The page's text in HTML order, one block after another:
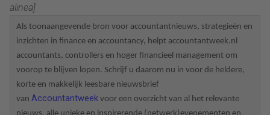
alinea]
Als toonaangevende bron voor accountantnieuws, strategieën en
inzichten in finance en accountancy, helpt accountantweek.nl
accountants, controllers en hoger financieel management om
voorop te blijven lopen. Schrijf u daarom nu in voor de heldere,
korte en makkelijk leesbare nieuwsbrief
van Accountantweek voor een overzicht van al het relevante